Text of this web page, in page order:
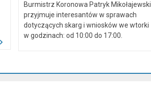
Burmistrz Koronowa Patryk Mikołajewski
przyjmuje interesantów w sprawach
dotyczących skarg i wniosków we wtorki
w godzinach: od 10:00 do 17:00.